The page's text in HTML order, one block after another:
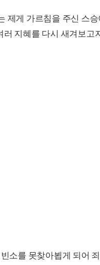
제게 가르침을 주신 스
러 지혜를 다시 새겨보고
소를 못찾아뵙게 되어